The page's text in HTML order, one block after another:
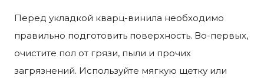
Перед укладкой кварц-винила необходимо
правильно подготовить поверхность. Во-первых,
очистите пол от грязи, пыли и прочих
загрязнений. Используйте мягкую щетку или